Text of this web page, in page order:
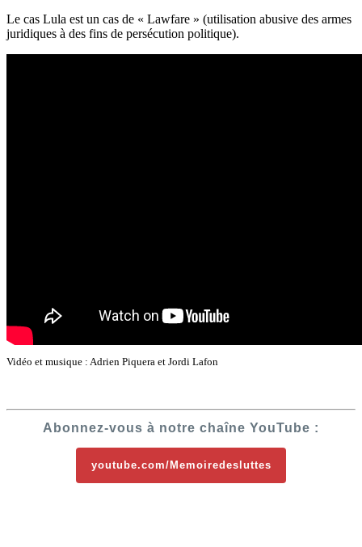
Le cas Lula est un cas de « Lawfare » (utilisation abusive des armes
juridiques à des fins de persécution politique).
Vidéo et musique : Adrien Piquera et Jordi Lafon
Abonnez-vous à notre chaîne YouTube :
youtube.com/Memoiredesluttes